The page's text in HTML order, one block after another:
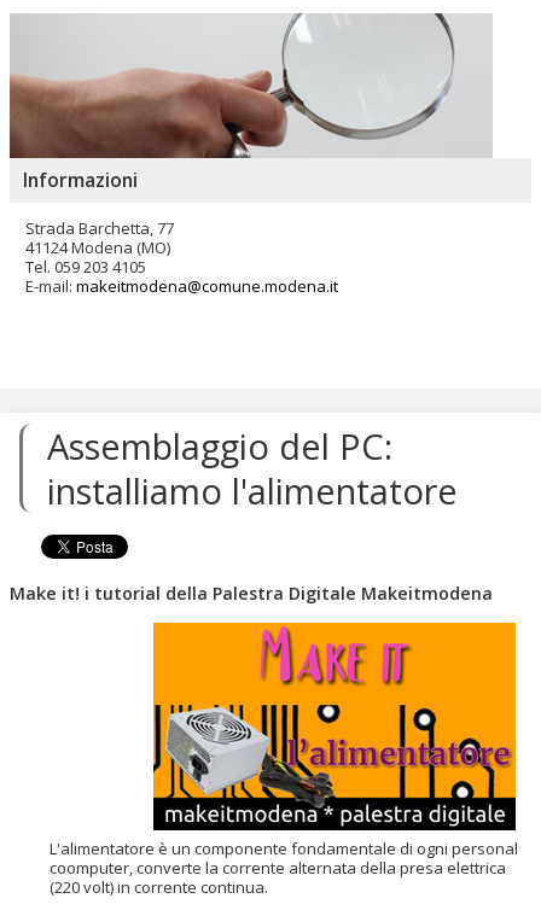
Informazioni
Strada Barchetta, 77
41124 Modena (MO)
Tel. 059 203 4105
E-mail: makeitmodena@comune.modena.it
contenuti.
navigazione
Assemblaggio del PC:
installiamo l'alimentatore
Make it! i tutorial della Palestra Digitale Makeitmodena
L'alimentatore è un componente fondamentale di ogni personal
coomputer, converte la corrente alternata della presa elettrica
(220 volt) in corrente continua.